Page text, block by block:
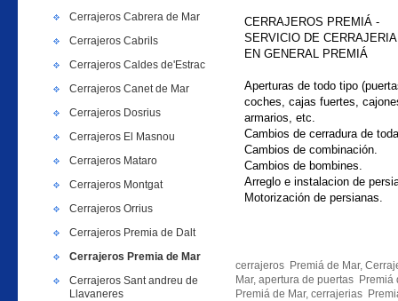
Cerrajeros Cabrera de Mar
Cerrajeros Cabrils
Cerrajeros Caldes de'Estrac
Cerrajeros Canet de Mar
Cerrajeros Dosrius
Cerrajeros El Masnou
Cerrajeros Mataro
Cerrajeros Montgat
Cerrajeros Orrius
Cerrajeros Premia de Dalt
Cerrajeros Premia de Mar
Cerrajeros Sant andreu de
Llavaneres
CERRAJEROS PREMIÁ -
SERVICIO DE CERRAJERIA
EN GENERAL PREMIÁ
Aperturas de todo tipo
coches, cajas fuertes,
armarios, etc.
Cambios de cerradura de
Cambios de combinación.
Cambios de bombines.
Arreglo e instalacion de
Motorización de persianas.
cerrajeros Premiá de Mar,
Mar, apertura de puertas
Premiá de Mar, cerrajerias